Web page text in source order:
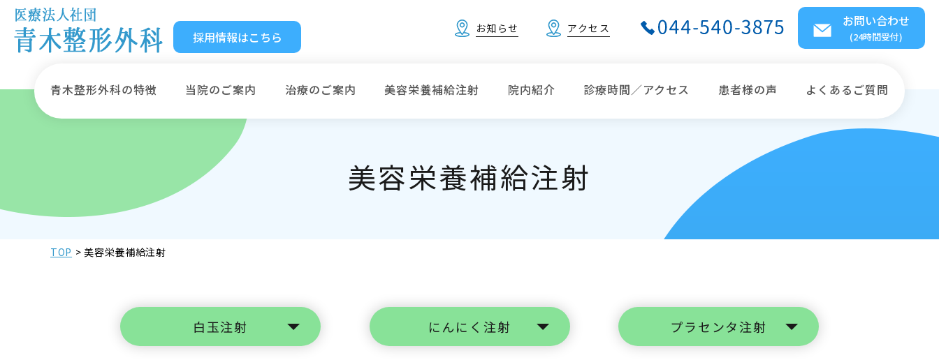
採用情報はこちら
お知らせ アクセス お問い合わせ
(24時間受付)
青木整形外科の特徴 当院のご案内 治療のご案内 美容栄養補給注射 院内紹介 診療時間／アクセス 患者様の声 よくあるご質問
美容栄養補給注射
TOP 美容栄養補給注射
白玉注射 にんにく注射 プラセンタ注射